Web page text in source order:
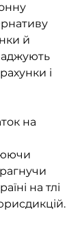
й
і
на
на тлі